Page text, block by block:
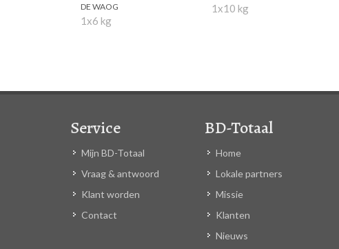
DE WAOG
1x6 kg
1x10 kg
Service
Mijn BD-Totaal
Vraag & antwoord
Klant worden
Contact
BD-Totaal
Home
Lokale partners
Missie
Klanten
Nieuws